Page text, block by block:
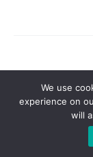
We use
experience on
will